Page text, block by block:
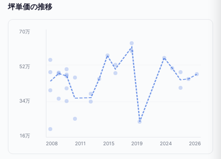
坪単価の推移
70万
52万
34万
16万
2008
2011 2015 2019 2024 2026